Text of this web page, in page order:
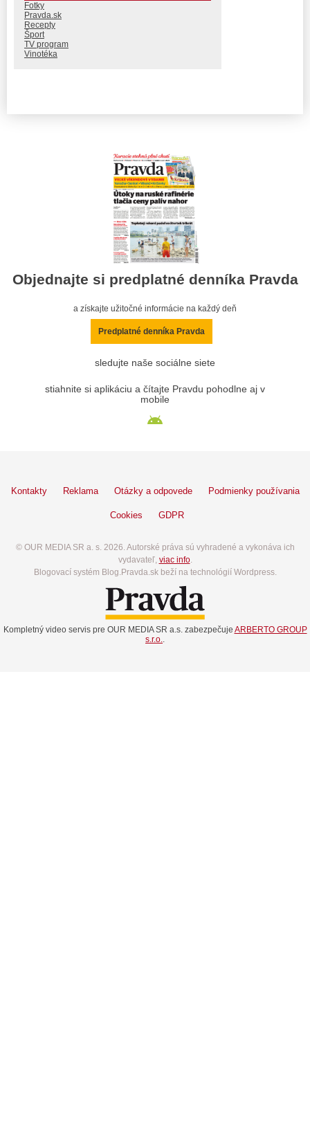
Fotky
Pravda.sk
Recepty
Šport
TV program
Vinotéka
Objednajte si predplatné denníka Pravda
a získajte užitočné informácie na každý deň
Predplatné denníka Pravda
sledujte naše sociálne siete
stiahnite si aplikáciu a čítajte Pravdu pohodlne aj v
mobile
Kontakty Reklama Otázky a odpovede Podmienky používania
Cookies GDPR
© OUR MEDIA SR a. s. 2026. Autorské práva sú vyhradené a vykonáva ich
vydavateľ, viac info.
Blogovací systém Blog.Pravda.sk beží na technológií Wordpress.
Kompletný video servis pre OUR MEDIA SR a.s. zabezpečuje ARBERTO GROUP
s.r.o.